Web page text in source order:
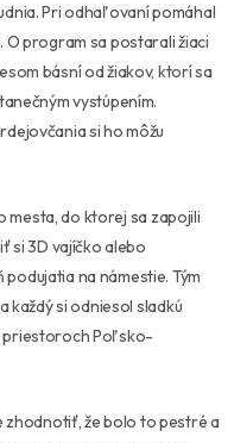
Pri odhaľovaní pomáhal
O program sa postarali žiaci
básní od žiakov, ktorí sa
vystúpením.
si ho môžu
mesta, do ktorej sa zapojili
si 3D vajíčko alebo
na námestie. Tým
každý si odniesol sladkú
priestoroch Poľsko-
zhodnotiť, že bolo to pestré a